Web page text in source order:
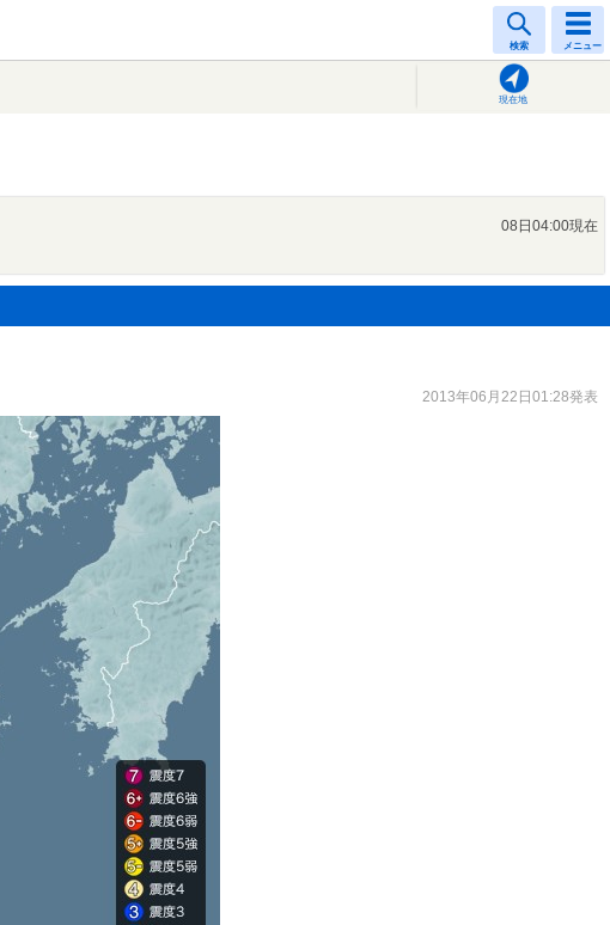
検索 メニュー
現在地
08日04:00現在
2013年06月22日01:28発表